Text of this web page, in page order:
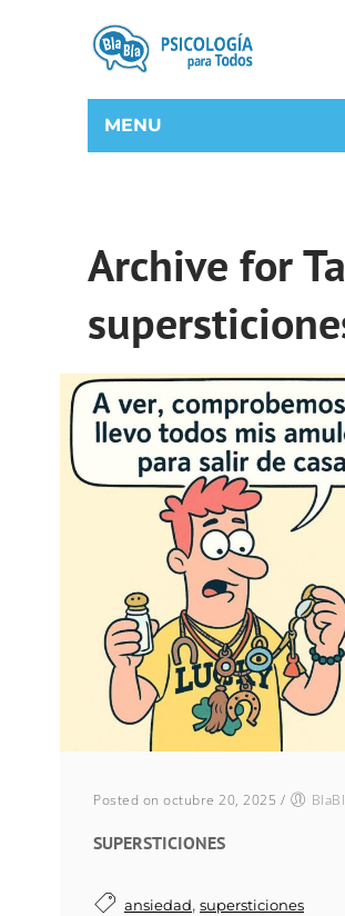
MENU
Archive for
Posted on octubre 20, 2025 /
SUPERSTICIONES
ansiedad, supersticiones